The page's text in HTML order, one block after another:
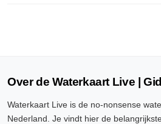
Over de Waterkaart Live |
Waterkaart Live is de no-nonsense
Nederland. Je vindt hier de